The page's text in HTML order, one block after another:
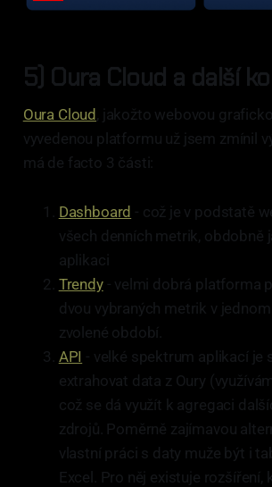
5) Oura Cloud a další
Oura Cloud, jakožto webovou
vyvedenou platformu už jsem zmínil
má de facto 3 části:
Dashboard - což je v podstatě
všech denních metrik, obdobně
aplikaci
Trendy- velmi dobrá platforma
dvou vybraných metrik v
zvolené období.
API - velké spektrum aplikací je
extrahovat data z Oury
což se dá využít k agregaci
zdrojů. Poměrně zajímavou
vlastní práci s daty muže být i
Excel. Pro něj existuje rozšíření,